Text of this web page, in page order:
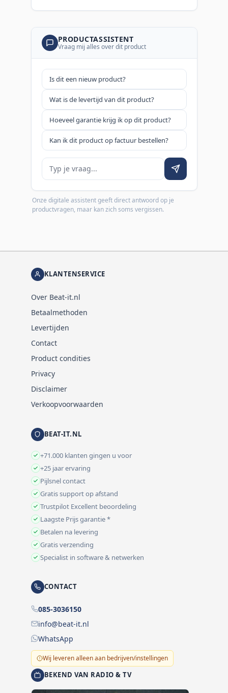
PRODUCTASSISTENT
Vraag mij alles over dit product
Is dit een nieuw product?
Wat is de levertijd van dit product?
Hoeveel garantie krijg ik op dit product?
Kan ik dit product op factuur bestellen?
Je vraag
Onze digitale assistent geeft direct antwoord op je
productvragen, maar kan zich soms vergissen.
KLANTENSERVICE
Over Beat-it.nl
Betaalmethoden
Levertijden
Contact
Product condities
Privacy
Disclaimer
Verkoopvoorwaarden
BEAT-IT.NL
+71.000 klanten gingen u voor
+25 jaar ervaring
Pijlsnel contact
Gratis support op afstand
Trustpilot Excellent beoordeling
Laagste Prijs garantie *
Betalen na levering
Gratis verzending
Specialist in software & netwerken
CONTACT
085-3036150
info@beat-it.nl
WhatsApp
Wij leveren alleen aan bedrijven/instellingen
BEKEND VAN RADIO & TV